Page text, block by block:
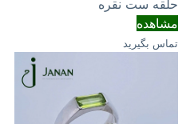
حلقه ست نقره
مشاهده
تماس بگیرید